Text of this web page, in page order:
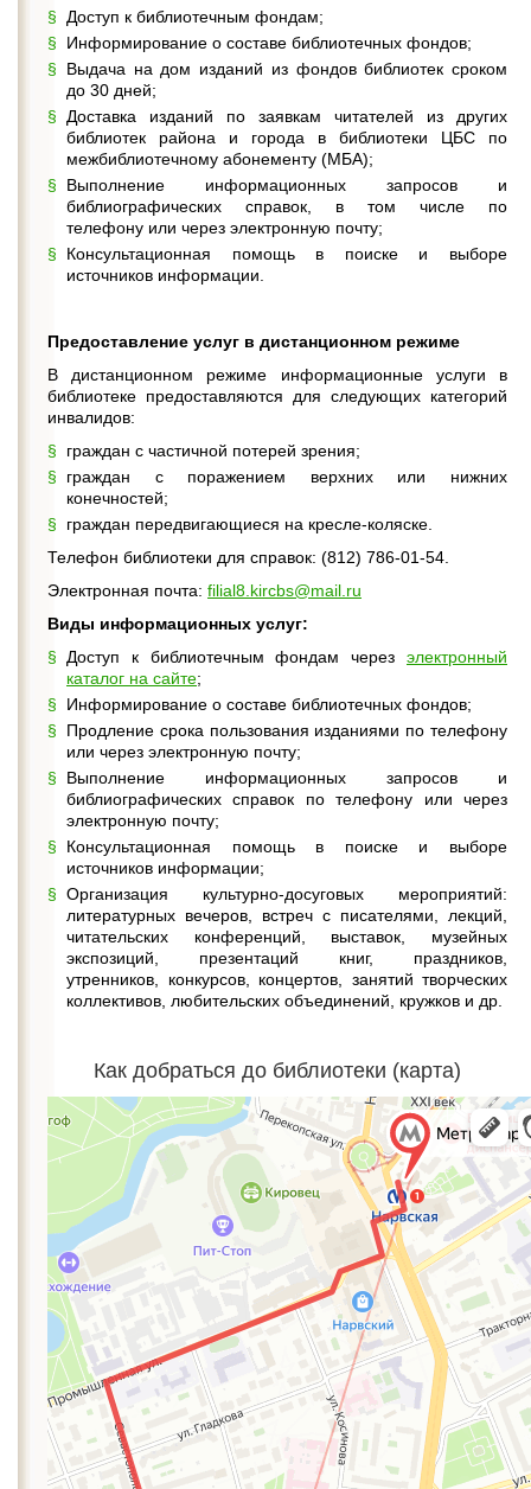
Доступ к библиотечным фондам;
Информирование о составе библиотечных фондов;
Выдача на дом изданий из фондов библиотек сроком
до 30 дней;
Доставка изданий по заявкам читателей из других
библиотек района и города в библиотеки ЦБС по
межбиблиотечному абонементу (МБА);
Выполнение информационных запросов и
библиографических справок, в том числе по
телефону или через электронную почту;
Консультационная помощь в поиске и выборе
источников информации.
Предоставление услуг в дистанционном режиме
В дистанционном режиме информационные услуги в
библиотеке предоставляются для следующих категорий
инвалидов:
граждан с частичной потерей зрения;
граждан с поражением верхних или нижних
конечностей;
граждан передвигающиеся на кресле-коляске.
Телефон библиотеки для справок: (812) 786-01-54.
Электронная почта: filial8.kircbs@mail.ru
Виды информационных услуг:
Доступ к библиотечным фондам через электронный
каталог на сайте;
Информирование о составе библиотечных фондов;
Продление срока пользования изданиями по телефону
или через электронную почту;
Выполнение информационных запросов и
библиографических справок по телефону или через
электронную почту;
Консультационная помощь в поиске и выборе
источников информации;
Организация культурно-досуговых мероприятий:
литературных вечеров, встреч с писателями, лекций,
читательских конференций, выставок, музейных
экспозиций, презентаций книг, праздников,
утренников, конкурсов, концертов, занятий творческих
коллективов, любительских объединений, кружков и др.
Как добраться до библиотеки (карта)